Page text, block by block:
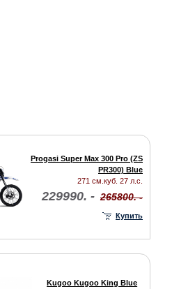
Progasi Super Max 300 Pro (ZS
PR300) Blue
271 см.куб. 27 л.с.
229990. - 265800. -
Купить
Kugoo Kugoo King Blue